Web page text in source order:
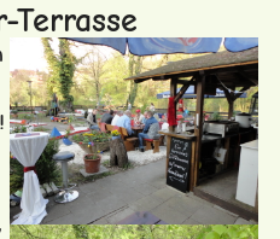
Terrasse